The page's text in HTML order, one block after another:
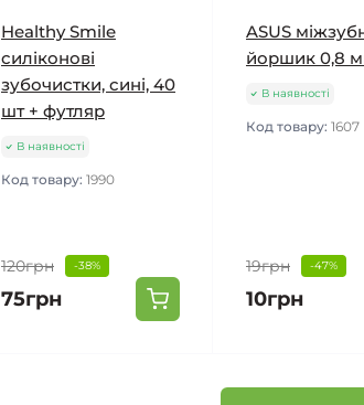
Healthy Smile
силіконові
зубочистки, сині, 40
шт + футляр
В наявності
Код товару: 1990
120грн -38%
75грн
ASUS
йоршик 0,8
В наявності
Код товару: 1607
19грн -47%
10грн